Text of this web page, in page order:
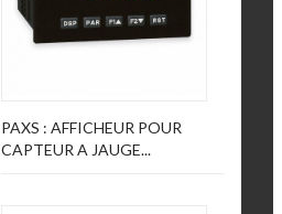
PAXS : AFFICHEUR POUR
CAPTEUR A JAUGE...